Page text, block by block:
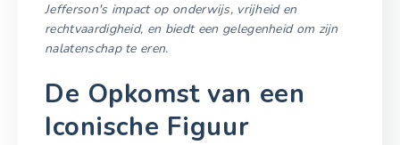
Jefferson's impact op onderwijs, vrijheid en
rechtvaardigheid, en biedt een gelegenheid om zijn
nalatenschap te eren.
De Opkomst van een
Iconische Figuur